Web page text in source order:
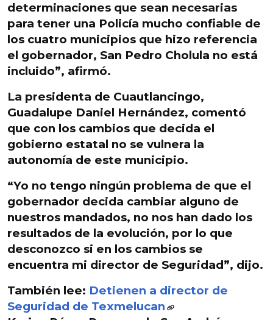
determinaciones que sean necesarias
para tener una Policía mucho confiable de
los cuatro municipios que hizo referencia
el gobernador, San Pedro Cholula no está
incluido”, afirmó.
La presidenta de Cuautlancingo,
Guadalupe Daniel Hernández, comentó
que con los cambios que decida el
gobierno estatal no se vulnera la
autonomía de este municipio.
“Yo no tengo ningún problema de que el
gobernador decida cambiar alguno de
nuestros mandados, no nos han dado los
resultados de la evolución, por lo que
desconozco si en los cambios se
encuentra mi director de Seguridad”, dijo.
También lee: Detienen a director de
Seguridad de Texmelucan